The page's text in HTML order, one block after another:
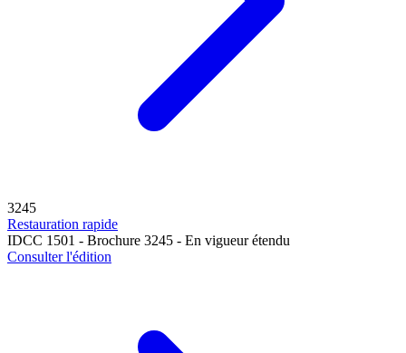
3245
Restauration rapide
IDCC 1501 - Brochure 3245 - En vigueur étendu
Consulter l'édition